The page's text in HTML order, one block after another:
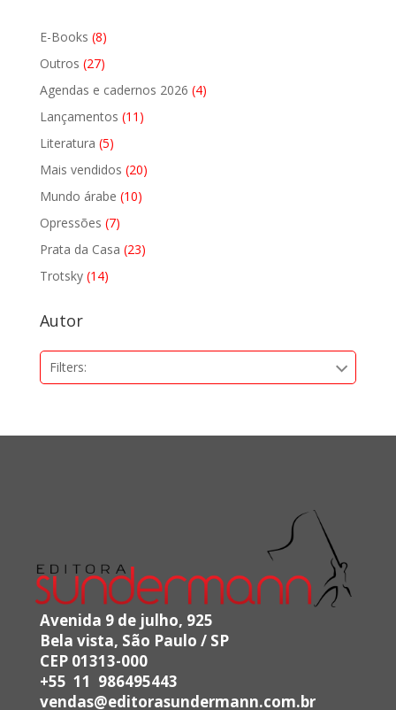
E-Books 88
produtos
Outros 2727
produtos
Agendas e cadernos 2026 44
Lançamentos 11 11
Literatura 55
produtos
Mais vendidos 2020
Mundo árabe 1010
Opressões 77
produtos
Prata da Casa 2323
Trotsky 1414
Autor
Filters:
Avenida 9 de julho, 925
Bela vista, São Paulo / SP
CEP 01313-000
+55 11 986495443
vendas@editorasundermann.com.br